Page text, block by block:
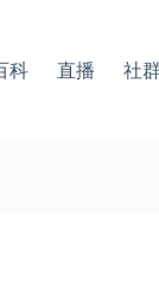
科 直播 社